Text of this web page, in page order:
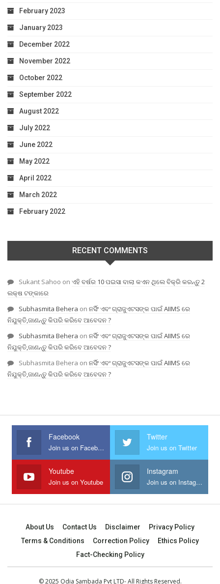
February 2023
January 2023
December 2022
November 2022
October 2022
September 2022
August 2022
July 2022
June 2022
May 2022
April 2022
March 2022
February 2022
RECENT COMMENTS
Sukant Sahoo on ଏହି ବର୍ଷର 10 ପଇସା ବାଲା କଏନ ଥିଲେ ବିକ୍ରି କରନ୍ତୁ 2
ଲକ୍ଷ ଟଙ୍କାରେ
Subhasmita Behera on ନର୍ସିଂ ଏବଂ ଗ୍ରାଜୁଏଟସଙ୍କ ପାଇଁ AIIMS ରେ
ନିଯୁକ୍ତି,ଜାଣନ୍ତୁ କିପରି କରିବେ ଆବେଦନ ?
Subhasmita Behera on ନର୍ସିଂ ଏବଂ ଗ୍ରାଜୁଏଟସଙ୍କ ପାଇଁ AIIMS ରେ
ନିଯୁକ୍ତି,ଜାଣନ୍ତୁ କିପରି କରିବେ ଆବେଦନ ?
Subhasmita Behera on ନର୍ସିଂ ଏବଂ ଗ୍ରାଜୁଏଟସଙ୍କ ପାଇଁ AIIMS ରେ
ନିଯୁକ୍ତି,ଜାଣନ୍ତୁ କିପରି କରିବେ ଆବେଦନ ?
Facebook
Join us on Facebook
Twitter
Join us on Twitter
Youtube
Join us on Youtube
Instagram
Join us on Instagram
About Us Contact Us Disclaimer
Privacy Policy
Terms & Conditions
Correction Policy
Ethics Policy
Fact-Checking Policy
© 2025 Odia Sambada Pvt LTD- All Rights Reserved.